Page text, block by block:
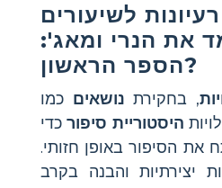
לשיעורים
את הנרי ומאג':
הספר הראשון?
, בחקירת נושאים כמו
היסטוריית סיפורכדי
את הסיפור באופן חזותי.
יצירתיות והבנה בקרב